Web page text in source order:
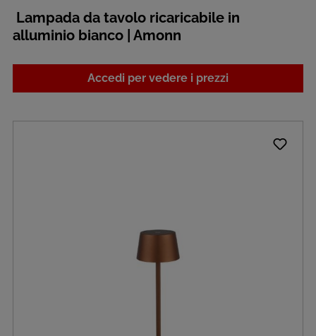
Lampada da tavolo ricaricabile in
alluminio bianco | Amonn
Accedi per vedere i prezzi